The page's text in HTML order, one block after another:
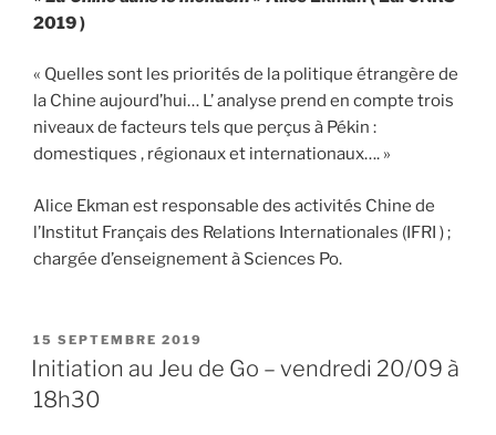
2019 )
« Quelles sont les priorités de la politique étrangère de
la Chine aujourd’hui… L’ analyse prend en compte trois
niveaux de facteurs tels que perçus à Pékin :
domestiques , régionaux et internationaux…. »
Alice Ekman est responsable des activités Chine de
l’Institut Français des Relations Internationales (IFRI ) ;
chargée d’enseignement à Sciences Po.
PUBLIÉ
LE
15 SEPTEMBRE 2019
Initiation au Jeu de Go – vendredi 20/09 à
18h30